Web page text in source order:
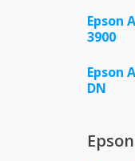
Epson
3900
Epson
DN